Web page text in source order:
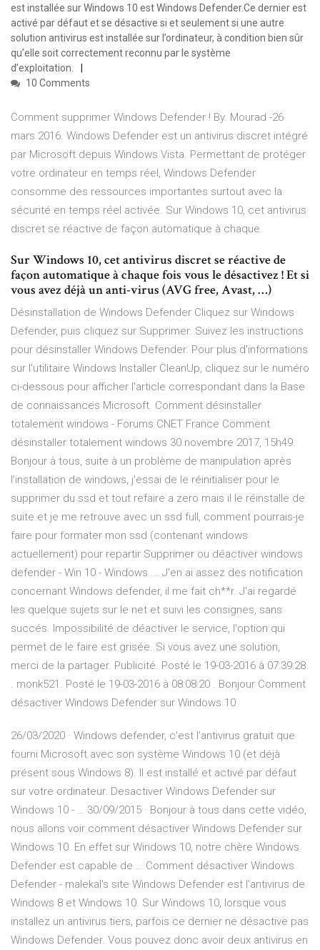
est installée sur Windows 10 est Windows Defender.Ce dernier est
activé par défaut et se désactive si et seulement si une autre
solution antivirus est installée sur l’ordinateur, à condition bien sûr
qu’elle soit correctement reconnu par le système
d’exploitation.
10 Comments
Comment supprimer Windows Defender ! By. Mourad -26
mars 2016. Windows Defender est un antivirus discret intégré
par Microsoft depuis Windows Vista. Permettant de protéger
votre ordinateur en temps réel, Windows Defender
consomme des ressources importantes surtout avec la
sécurité en temps réel activée. Sur Windows 10, cet antivirus
discret se réactive de façon automatique à chaque
Sur Windows 10, cet antivirus discret se réactive de
façon automatique à chaque fois vous le désactivez ! Et si
vous avez déjà un anti-virus (AVG free, Avast, …)
Désinstallation de Windows Defender Cliquez sur Windows
Defender, puis cliquez sur Supprimer. Suivez les instructions
pour désinstaller Windows Defender. Pour plus d'informations
sur l'utilitaire Windows Installer CleanUp, cliquez sur le numéro
ci-dessous pour afficher l'article correspondant dans la Base
de connaissances Microsoft. Comment désinstaller
totalement windows - Forums CNET France Comment
désinstaller totalement windows 30 novembre 2017, 15h49.
Bonjour à tous, suite à un problème de manipulation après
l'installation de windows, j'essai de le réinitialiser pour le
supprimer du ssd et tout refaire a zero mais il le réinstalle de
suite et je me retrouve avec un ssd full, comment pourrais-je
faire pour formater mon ssd (contenant windows
actuellement) pour repartir Supprimer ou déactiver windows
defender - Win 10 - Windows ... J'en ai assez des notification
concernant Windows defender, il me fait ch**r. J'ai regardé
les quelque sujets sur le net et suivi les consignes, sans
succés. Impossibilité de déactiver le service, l'option qui
permet de le faire est grisée. Si vous avez une solution,
merci de la partager. Publicité. Posté le 19-03-2016 à 07:39:28
. monk521. Posté le 19-03-2016 à 08:08:20 . Bonjour Comment
désactiver Windows Defender sur Windows 10
26/03/2020 · Windows defender, c'est l'antivirus gratuit que
fourni Microsoft avec son système Windows 10 (et déjà
présent sous Windows 8). Il est installé et activé par défaut
sur votre ordinateur. Desactiver Windows Defender sur
Windows 10 - … 30/09/2015 · Bonjour à tous dans cette vidéo,
nous allons voir comment désactiver Windows Defender sur
Windows 10. En effet sur Windows 10, notre chère Windows
Defender est capable de … Comment désactiver Windows
Defender - malekal's site Windows Defender est l’antivirus de
Windows 8 et Windows 10. Sur Windows 10, lorsque vous
installez un antivirus tiers, parfois ce dernier ne désactive pas
Windows Defender. Vous pouvez donc avoir deux antivirus en